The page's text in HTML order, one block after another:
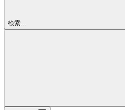
検索...